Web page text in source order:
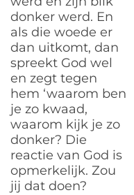
donker werd. En
als die woede er
dan uitkomt, dan
spreekt God wel
en zegt tegen
hem ‘waarom ben
je zo kwaad,
waarom kijk je zo
donker? Die
reactie van God is
opmerkelijk. Zou
jij dat doen?